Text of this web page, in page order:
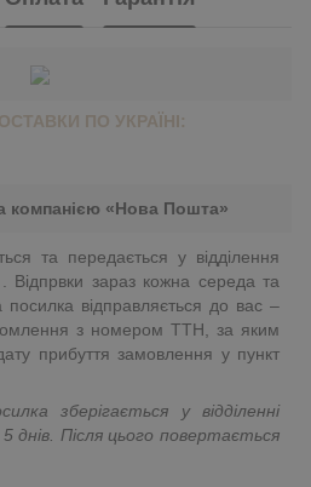
ПО УКРАЇНІ:
компанією «Нова Пошта»
та передається у відділення
Відпрвки зараз кожна середа та
відправляється до вас –
з номером ТТН, за яким
прибуття замовлення у пункт
зберігається у відділенні
5 днів. Після цього повертається